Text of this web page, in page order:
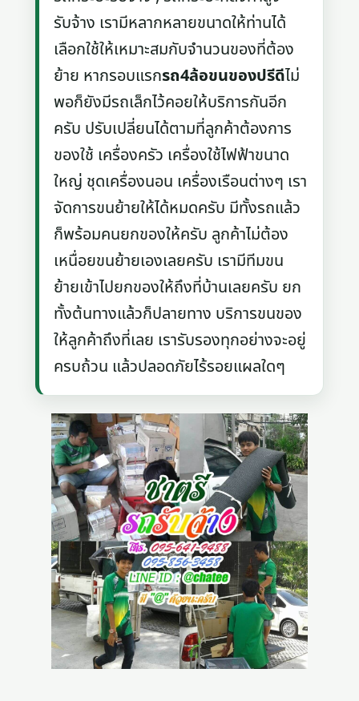
รับจ้าง เรามีหลากหลายขนาดให้ท่านได้
เลือกใช้ให้เหมาะสมกับจำนวนของที่ต้อง
ย้าย หากรอบแรกรถ4ล้อขนของปรีดีไม่
พอก็ยังมีรถเล็กไว้คอยให้บริการกันอีก
ครับ ปรับเปลี่ยนได้ตามที่ลูกค้าต้องการ
ของใช้ เครื่องครัว เครื่องใช้ไฟฟ้าขนาด
ใหญ่ ชุดเครื่องนอน เครื่องเรือนต่างๆ เรา
จัดการขนย้ายให้ได้หมดครับ มีทั้งรถแล้ว
ก็พร้อมคนยกของให้ครับ ลูกค้าไม่ต้อง
เหนื่อยขนย้ายเองเลยครับ เรามีทีมขน
ย้ายเข้าไปยกของให้ถึงที่บ้านเลยครับ ยก
ทั้งต้นทางแล้วก็ปลายทาง บริการขนของ
ให้ลูกค้าถึงที่เลย เรารับรองทุกอย่างจะอยู่
ครบถ้วน แล้วปลอดภัยไร้รอยแผลใดๆ